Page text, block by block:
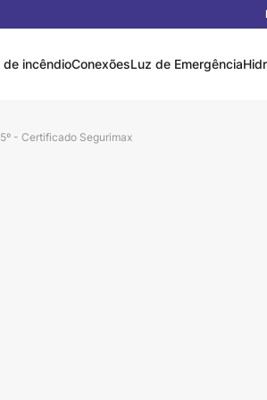
de incêndioConexõesLuz de Emergência
- Certificado Segurimax